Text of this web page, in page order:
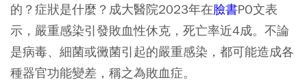
的？症狀是什麼？成大醫院2023年在臉書PO文表
示，嚴重感染引發敗血性休克，死亡率近4成。不論
是病毒、細菌或黴菌引起的嚴重感染，都可能造成各
種器官功能變差，稱之為敗血症。